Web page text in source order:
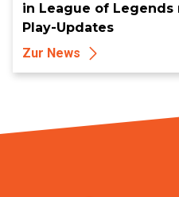
in League of
Play-Updates
Zur News